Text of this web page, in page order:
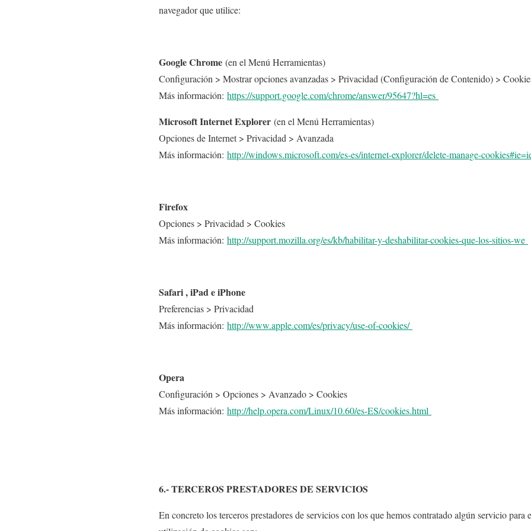
navegador que utilice:
Google Chrome (en el Menú Herramientas)
Configuración > Mostrar opciones avanzadas > Privacidad (Configuración de Contenido) >
Más información: https://support.google.com/chrome/answer/95647?hl=es
Microsoft Internet Explorer (en el Menú Herramientas)
Opciones de Internet > Privacidad > Avanzada
Más información: http://windows.microsoft.com/es-es/internet-explorer/delete-manage-
Firefox
Opciones > Privacidad > Cookies
Más información: http://support.mozilla.org/es/kb/habilitar-y-deshabilitar-cookies-que-los-sitios-we
Safari , iPad e iPhone
Preferencias > Privacidad
Más información: http://www.apple.com/es/privacy/use-of-cookies/
Opera
Configuración > Opciones > Avanzado > Cookies
Más información: http://help.opera.com/Linux/10.60/es-ES/cookies.html
6.- TERCEROS PRESTADORES DE SERVICIOS
En concreto los terceros prestadores de servicios con los que hemos contratado algún servicio para